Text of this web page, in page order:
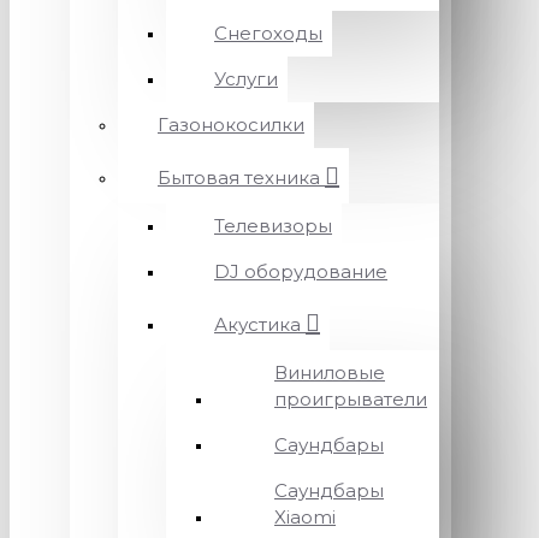
Снегоходы
Услуги
Газонокосилки
Бытовая техника
Телевизоры
DJ оборудование
Акустика
Виниловые
проигрыватели
Саундбары
Саундбары
Xiaomi